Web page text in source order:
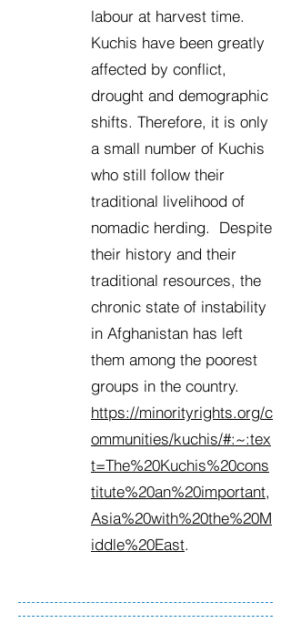
labour at harvest time.
Kuchis have been greatly
affected by conflict,
drought and demographic
shifts. Therefore, it is only
a small number of Kuchis
who still follow their
traditional livelihood of
nomadic herding. Despite
their history and their
traditional resources, the
chronic state of instability
in Afghanistan has left
them among the poorest
groups in the country.
https://minorityrights.org/c
ommunities/kuchis/#:~:tex
t=The%20Kuchis%20cons
titute%20an%20important,
Asia%20with%20the%20M
iddle%20East.